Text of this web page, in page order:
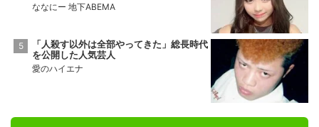
ななにー 地下ABEMA
「人殺す以外は全部やってきた」総長時代
を公開した人気芸人
愛のハイエナ